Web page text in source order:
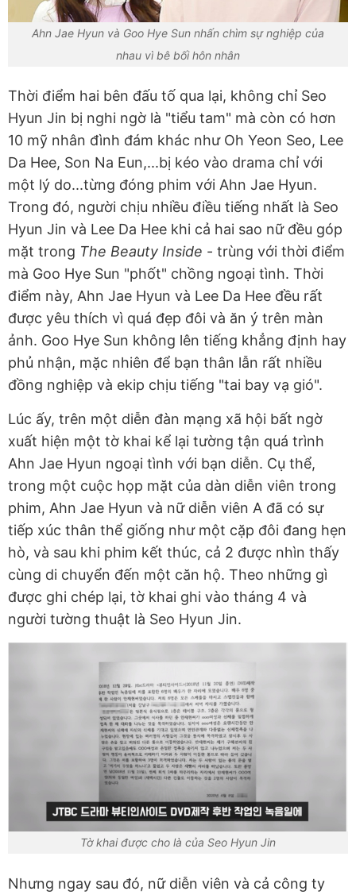
Ahn Jae Hyun và Goo Hye Sun nhấn chìm sự nghiệp của
nhau vì bê bối hôn nhân
Thời điểm hai bên đấu tố qua lại, không chỉ Seo
Hyun Jin bị nghi ngờ là "tiểu tam" mà còn có hơn
10 mỹ nhân đình đám khác như Oh Yeon Seo, Lee
Da Hee, Son Na Eun,...bị kéo vào drama chỉ với
một lý do...từng đóng phim với Ahn Jae Hyun.
Trong đó, người chịu nhiều điều tiếng nhất là Seo
Hyun Jin và Lee Da Hee khi cả hai sao nữ đều góp
mặt trong The Beauty Inside - trùng với thời điểm
mà Goo Hye Sun "phốt" chồng ngoại tình. Thời
điểm này, Ahn Jae Hyun và Lee Da Hee đều rất
được yêu thích vì quá đẹp đôi và ăn ý trên màn
ảnh. Goo Hye Sun không lên tiếng khẳng định hay
phủ nhận, mặc nhiên để bạn thân lẫn rất nhiều
đồng nghiệp và ekip chịu tiếng "tai bay vạ gió".
Lúc ấy, trên một diễn đàn mạng xã hội bất ngờ
xuất hiện một tờ khai kể lại tường tận quá trình
Ahn Jae Hyun ngoại tình với bạn diễn. Cụ thể,
trong một cuộc họp mặt của dàn diễn viên trong
phim, Ahn Jae Hyun và nữ diễn viên A đã có sự
tiếp xúc thân thể giống như một cặp đôi đang hẹn
hò, và sau khi phim kết thúc, cả 2 được nhìn thấy
cùng di chuyển đến một căn hộ. Theo những gì
được ghi chép lại, tờ khai ghi vào tháng 4 và
người tường thuật là Seo Hyun Jin.
Tờ khai được cho là của Seo Hyun Jin
Nhưng ngay sau đó, nữ diễn viên và cả công ty